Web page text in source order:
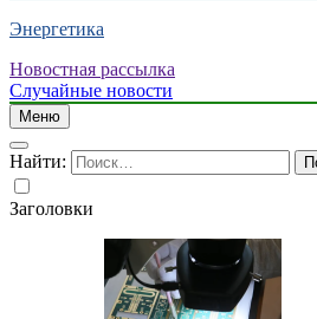
Энергетика
Новостная рассылка
Случайные новости
Меню
Найти:
Заголовки